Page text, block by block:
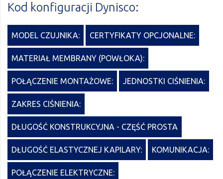
Kod konfiguracji Dynisco:
MODEL CZUJNIKA: CERTYFIKATY OPCJONALNE:
MATERIAŁ MEMBRANY (POWŁOKA):
POŁĄCZENIE MONTAŻOWE: JEDNOSTKI CIŚNIENIA:
ZAKRES CIŚNIENIA:
DŁUGOŚĆ KONSTRUKCYJNA - CZĘŚĆ PROSTA
DŁUGOŚĆ ELASTYCZNEJ KAPILARY: KOMUNIKACJA:
POŁĄCZENIE ELEKTRYCZNE: